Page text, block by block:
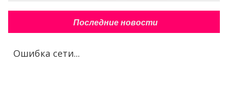
Последние новости
Ошибка сети...